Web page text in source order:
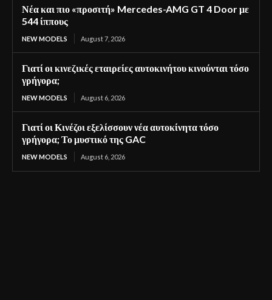
Νέα και πιο «προσιτή» Mercedes-AMG GT 4 Door με
544 ίππους
NEW MODELS August 7, 2026
Γιατί οι κινεζικές εταιρείες αυτοκινήτου κινούνται τόσο
γρήγορα;
NEW MODELS August 6, 2026
Γιατί οι Κινέζοι εξελίσσουν νέα αυτοκίνητα τόσο
γρήγορα; Το μυστικό της GAC
NEW MODELS August 6, 2026